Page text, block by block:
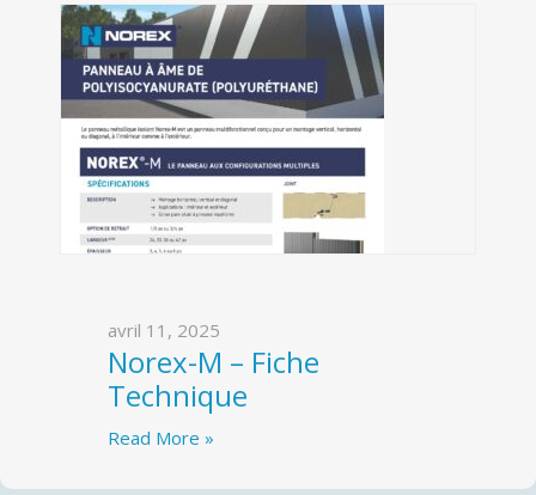
avril 11, 2025
Norex-M – Fiche
Technique
Read More »